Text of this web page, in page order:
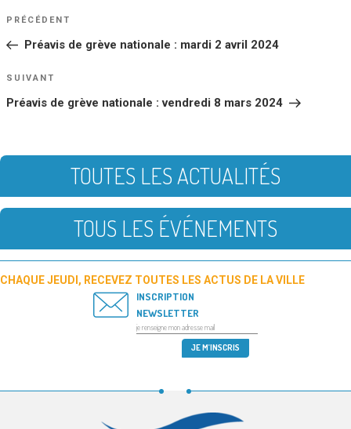
NAVIGATION
DE
Article
PRÉCÉDENT
Préavis de grève nationale : mardi 2 avril 2024
Article
SUIVANT
Préavis de grève nationale : vendredi 8 mars 2024
TOUTES LES ACTUALITÉS
TOUS LES ÉVÉNEMENTS
CHAQUE JEUDI, RECEVEZ TOUTES LES ACTUS DE LA VILLE
INSCRIPTION
NEWSLETTER